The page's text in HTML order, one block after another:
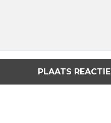
PLAATS REACTIE